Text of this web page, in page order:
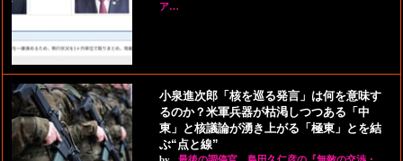
ア…
小泉進次郎「核を巡る発言」は何を意味す
るのか？米軍兵器が枯渇しつつある「中
東」と核議論が湧き上がる「極東」とを結
ぶ“点と線”